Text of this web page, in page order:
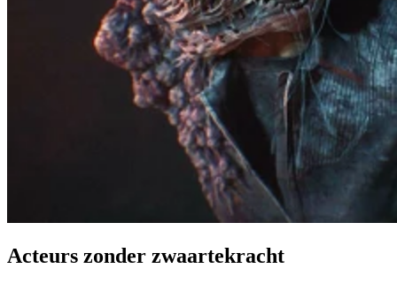
Acteurs zonder zwaartekracht